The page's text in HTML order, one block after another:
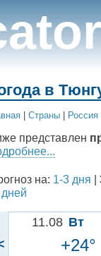
в
Cтраны Россия
представлен
на: 1-3 дня
11.08 Вт
+24°